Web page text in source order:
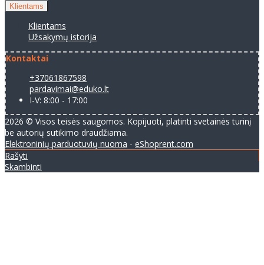
Klientams
Klientams
Užsakymų istorija
Kontaktai
+37061867598
pardavimai@eduko.lt
I-V: 8:00 - 17:00
2026 © Visos teisės saugomos. Kopijuoti, platinti svetainės turinį
be autorių sutikimo draudžiama.
Elektroninių parduotuvių nuoma - eShoprent.com
Rašyti
Skambinti